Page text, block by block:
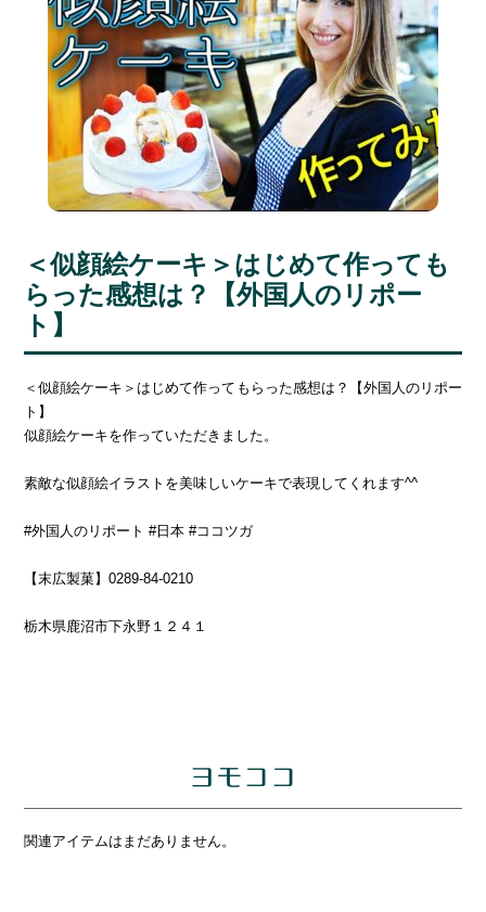
＜似顔絵ケーキ＞はじめて作っても
らった感想は？【外国人のリポー
ト】
＜似顔絵ケーキ＞はじめて作ってもらった感想は？【外国人のリポー
ト】
似顔絵ケーキを作っていただきました。
素敵な似顔絵イラストを美味しいケーキで表現してくれます^^
#外国人のリポート #日本 #ココツガ
【末広製菓】0289-84-0210
栃木県鹿沼市下永野１２４１
ヨモココ
関連アイテムはまだありません。